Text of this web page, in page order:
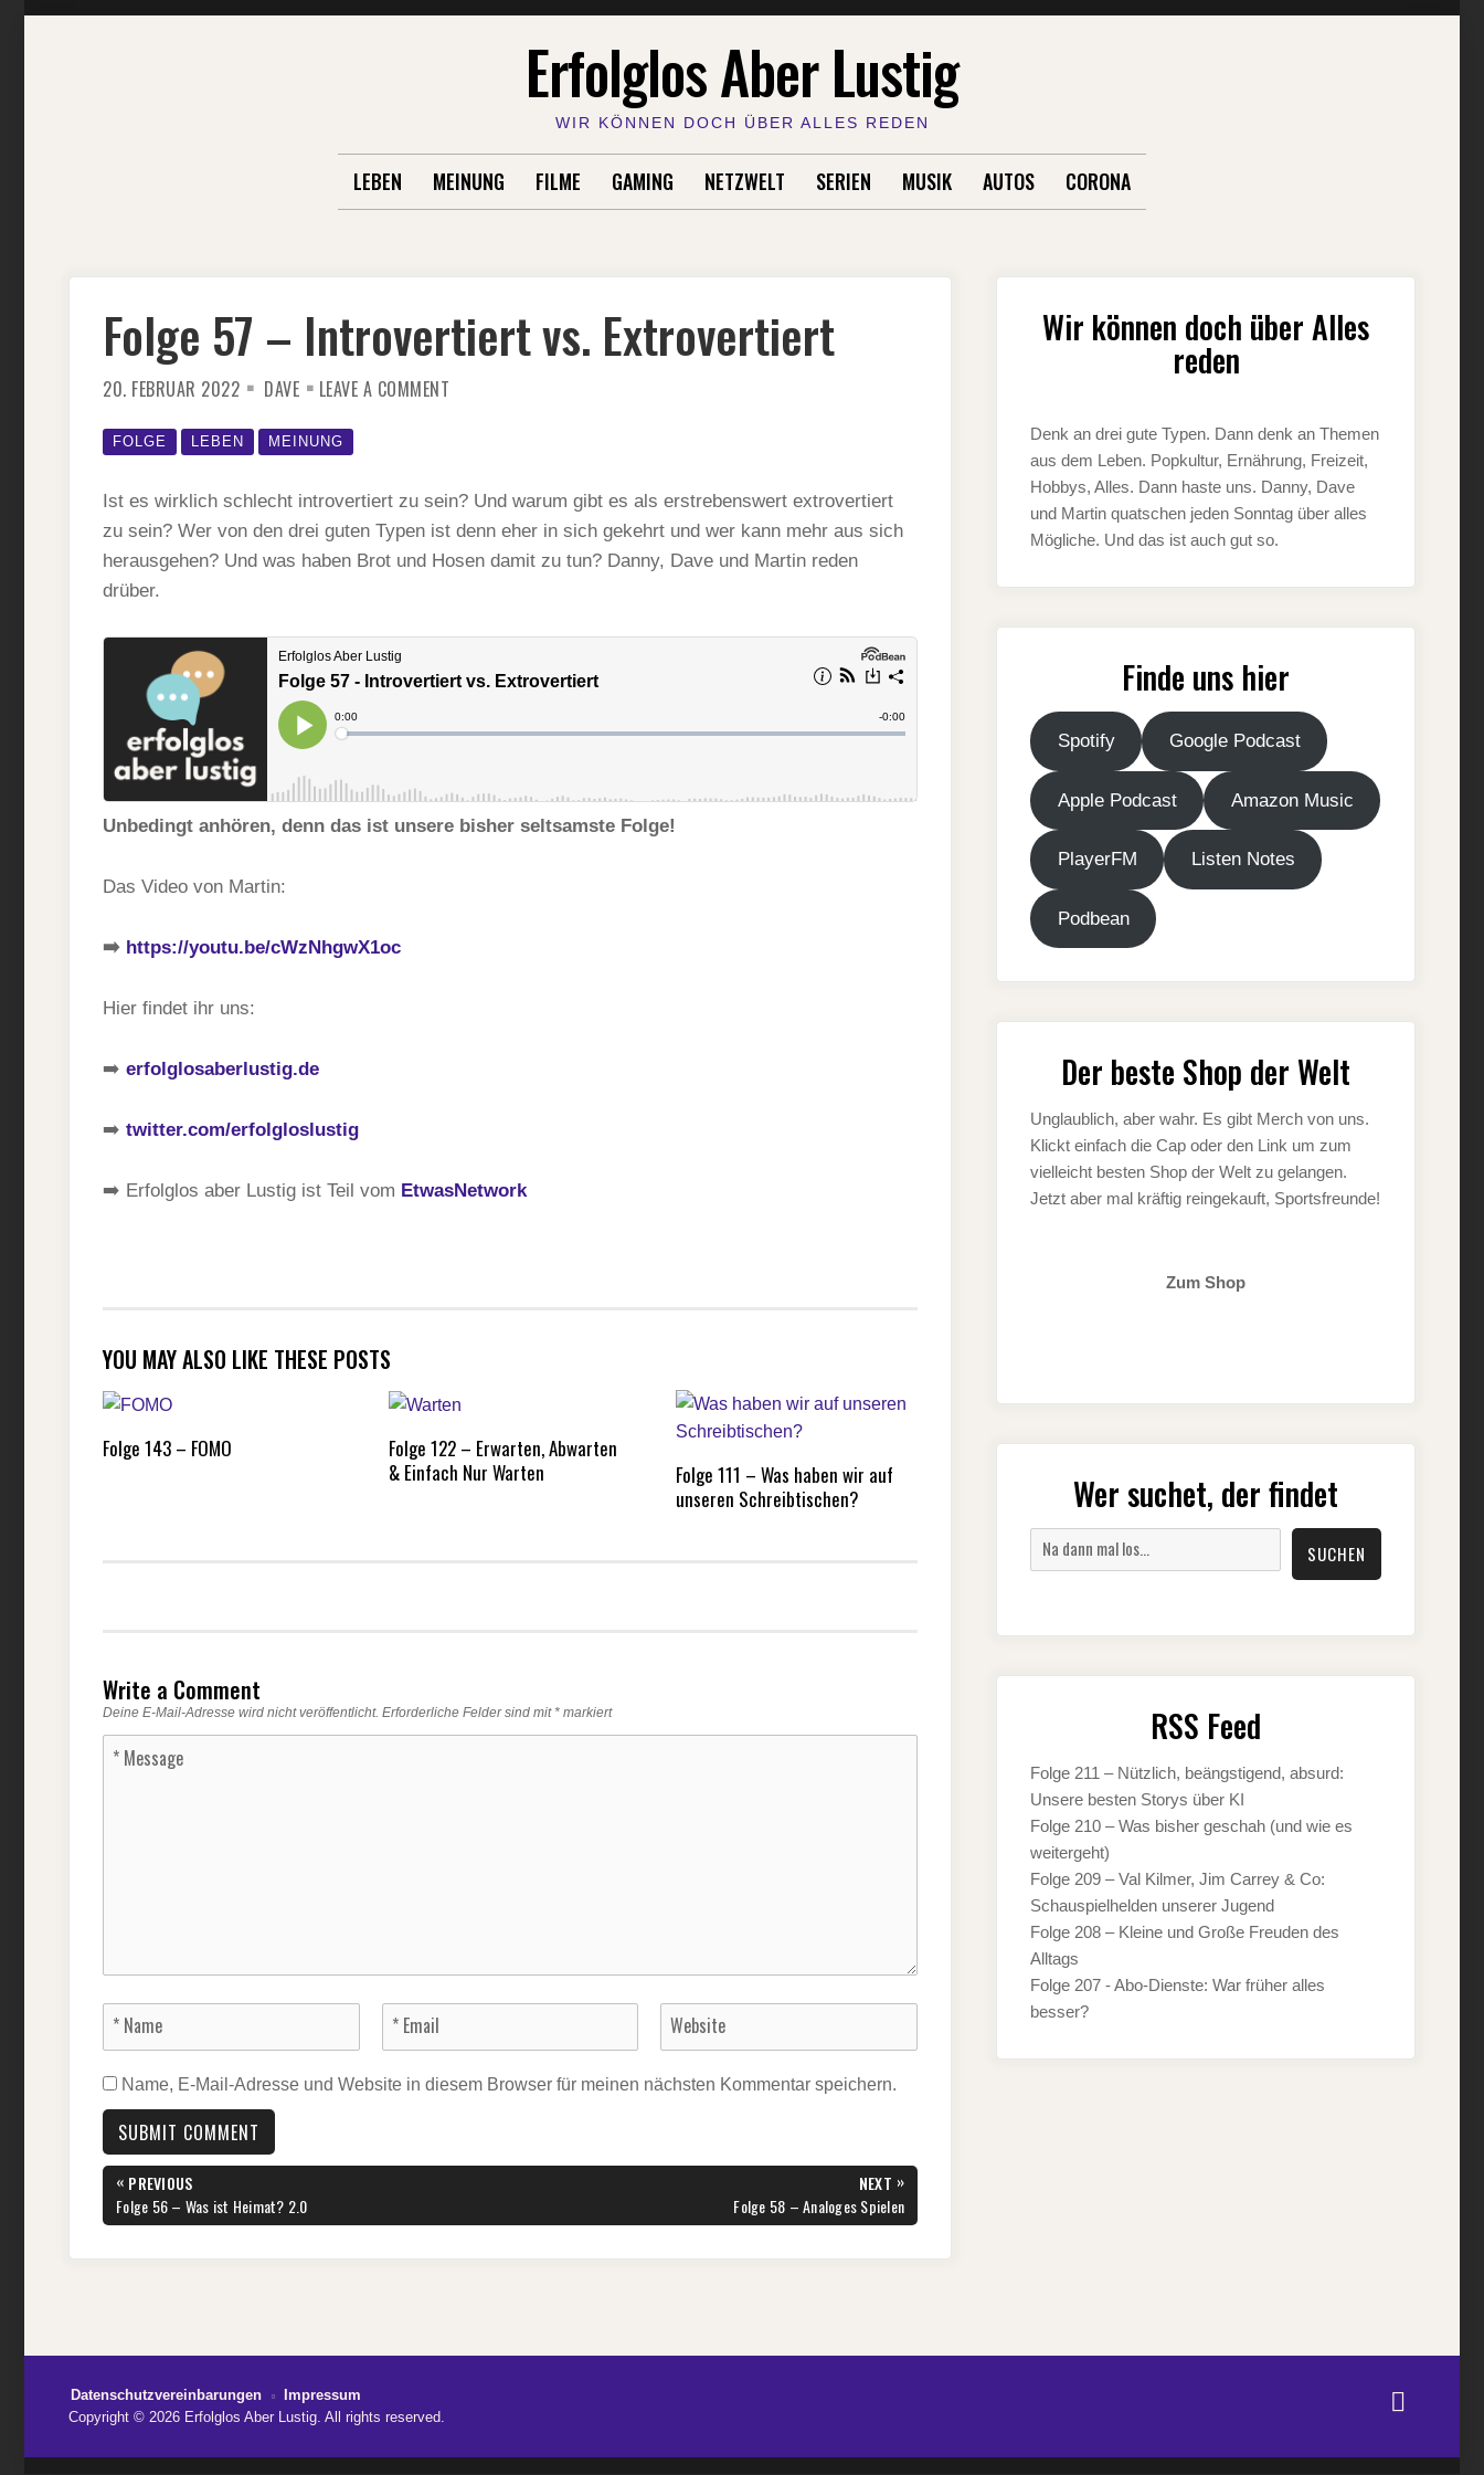
Erfolglos Aber Lustig
WIR KÖNNEN DOCH ÜBER ALLES REDEN
LEBEN MEINUNG FILME GAMING NETZWELT SERIEN MUSIK AUTOS CORONA
Folge 57 – Introvertiert vs. Extrovertiert
20. FEBRUAR 2022 DAVE LEAVE A COMMENT
FOLGE LEBEN MEINUNG
Ist es wirklich schlecht introvertiert zu sein? Und warum gibt es als erstrebenswert extrovertiert
zu sein? Wer von den drei guten Typen ist denn eher in sich gekehrt und wer kann mehr aus sich
herausgehen? Und was haben Brot und Hosen damit zu tun? Danny, Dave und Martin reden
drüber.
Unbedingt anhören, denn das ist unsere bisher seltsamste Folge!
Das Video von Martin:
➡️ https://youtu.be/cWzNhgwX1oc
Hier findet ihr uns:
➡️ erfolglosaberlustig.de
➡️ twitter.com/erfolgloslustig
➡️ Erfolglos aber Lustig ist Teil vom EtwasNetwork
YOU MAY ALSO LIKE THESE POSTS
Folge 143 – FOMO
Folge 122 – Erwarten, Abwarten
& Einfach Nur Warten
Folge 111 – Was haben wir auf
unseren Schreibtischen?
Write a Comment
Deine E-Mail-Adresse wird nicht veröffentlicht. Erforderliche Felder sind mit * markiert
Name, E-Mail-Adresse und Website in diesem Browser für meinen nächsten Kommentar speichern.
Beitragsnavigation
« PREVIOUS
PREVIOUS
POST:
Folge 56 – Was ist Heimat? 2.0
NEXT »
NEXT
POST:
Folge 58 – Analoges Spielen
Wir können doch über Alles
reden
Denk an drei gute Typen. Dann denk an Themen
aus dem Leben. Popkultur, Ernährung, Freizeit,
Hobbys, Alles. Dann haste uns. Danny, Dave
und Martin quatschen jeden Sonntag über alles
Mögliche. Und das ist auch gut so.
Finde uns hier
Spotify Google Podcast
Apple Podcast Amazon Music
PlayerFM Listen Notes
Podbean
Der beste Shop der Welt
Unglaublich, aber wahr. Es gibt Merch von uns.
Klickt einfach die Cap oder den Link um zum
vielleicht besten Shop der Welt zu gelangen.
Jetzt aber mal kräftig reingekauft, Sportsfreunde!
Zum Shop
Wer suchet, der findet
Suchen
SUCHEN
RSS Feed
Folge 211 – Nützlich, beängstigend, absurd:
Unsere besten Storys über KI
Folge 210 – Was bisher geschah (und wie es
weitergeht)
Folge 209 – Val Kilmer, Jim Carrey & Co:
Schauspielhelden unserer Jugend
Folge 208 – Kleine und Große Freuden des
Alltags
Folge 207 - Abo-Dienste: War früher alles
besser?
Datenschutzvereinbarungen
Impressum
Copyright © 2026 Erfolglos Aber Lustig. All rights reserved.
Twitter